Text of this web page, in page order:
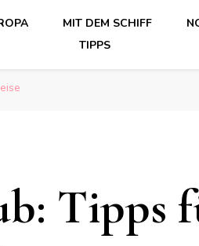
MIT DEM SCHIFF
TIPPS
Tipps